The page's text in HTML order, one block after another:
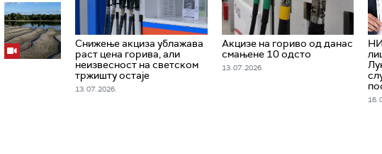
Снижење акциза ублажава
раст цена горива, али
неизвесност на светском
тржишту остаје
13. 07. 2026.
Акцизе на гориво од данас
смањене 10 одсто
13. 07. 2026.
16.